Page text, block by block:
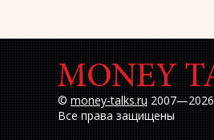
©money-talks.ru2007—2026
Все права защищены